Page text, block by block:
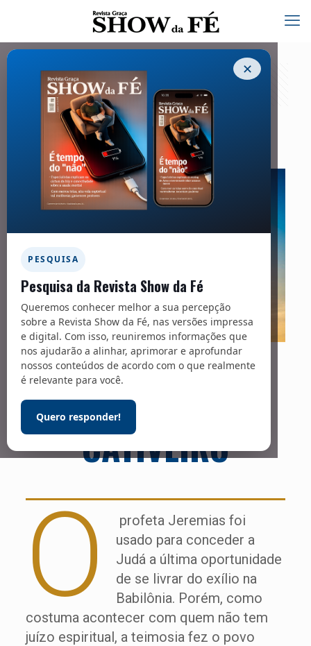
✕
PESQUISA
Pesquisa da Revista Show da Fé
Queremos conhecer melhor a sua percepção
sobre a Revista Show da Fé, nas versões impressa
e digital. Com isso, reuniremos informações que
nos ajudarão a alinhar, aprimorar e aprofundar
nossos conteúdos de acordo com o que realmente
é relevante para você.
Quero responder!
Carta Viva – 252
01/07/2020
A REBELDIA QUE
OS LEVOU AO
CATIVEIRO
O
profeta Jeremias foi
usado para conceder a
Judá a última oportunidade
de se livrar do exílio na
Babilônia. Porém, como
costuma acontecer com quem não tem
juízo espiritual, a teimosia fez o povo